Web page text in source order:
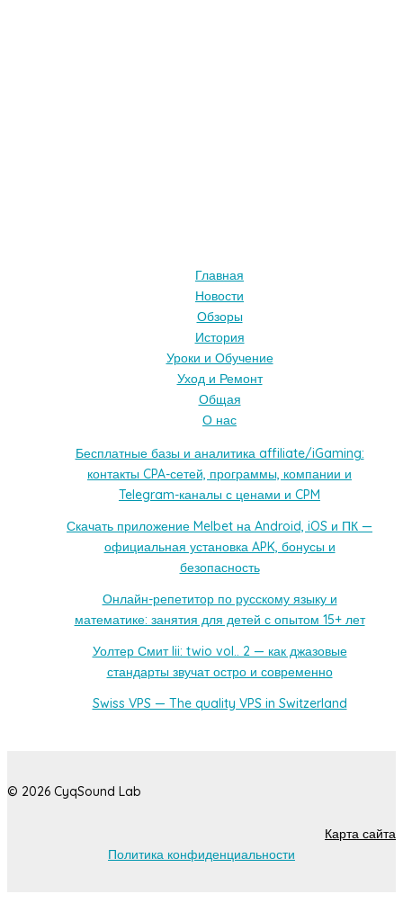
Главная
Новости
Обзоры
История
Уроки и Обучение
Уход и Ремонт
Общая
О нас
Бесплатные базы и аналитика affiliate/iGaming:
контакты CPA-сетей, программы, компании и
Telegram-каналы с ценами и CPM
Скачать приложение Melbet на Android, iOS и ПК —
официальная установка APK, бонусы и
безопасность
Онлайн-репетитор по русскому языку и
математике: занятия для детей с опытом 15+ лет
Уолтер Смит Iii: twio vol.. 2 — как джазовые
стандарты звучат остро и современно
Swiss VPS — The quality VPS in Switzerland
© 2026 CyqSound Lab
Карта сайта
Политика конфиденциальности